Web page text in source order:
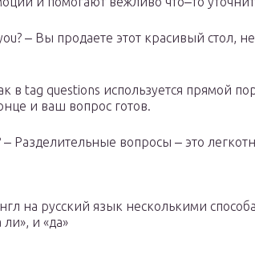
‒ Вы продаете этот красивый стол,
в tag questions используется прямой
и ваш вопрос готов.
Разделительные вопросы ‒ это
на русский язык несколькими
и «да»